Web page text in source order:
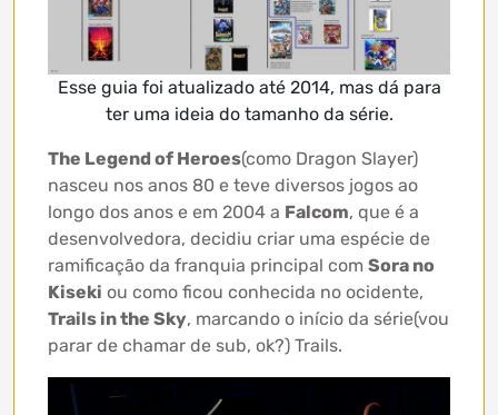
Esse guia foi atualizado até 2014, mas dá para
ter uma ideia do tamanho da série.
The Legend of Heroes(como Dragon Slayer)
nasceu nos anos 80 e teve diversos jogos ao
longo dos anos e em 2004 a Falcom, que é a
desenvolvedora, decidiu criar uma espécie de
ramificação da franquia principal com Sora no
Kiseki ou como ficou conhecida no ocidente,
Trails in the Sky, marcando o início da série(vou
parar de chamar de sub, ok?) Trails.